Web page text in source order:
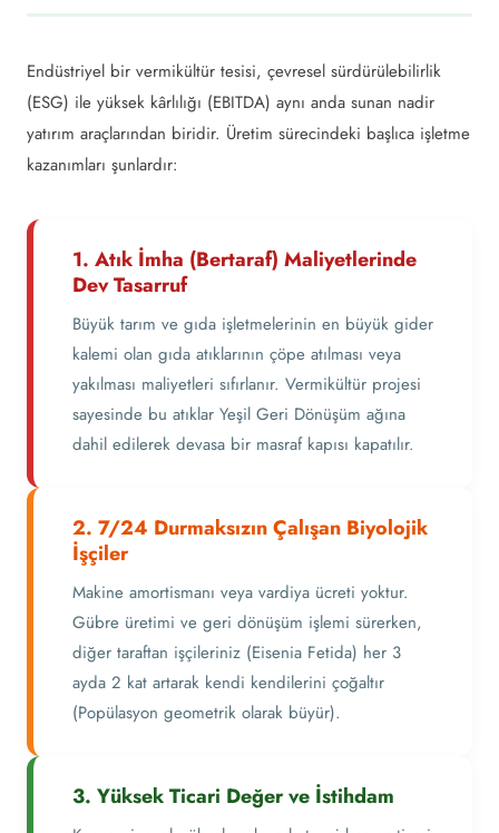
Endüstriyel bir vermikültür tesisi, çevresel sürdürülebilirlik
(ESG) ile yüksek kârlılığı (EBITDA) aynı anda sunan nadir
yatırım araçlarından biridir. Üretim sürecindeki başlıca işletme
kazanımları şunlardır:
1. Atık İmha (Bertaraf) Maliyetlerinde
Dev Tasarruf
Büyük tarım ve gıda işletmelerinin en büyük gider
kalemi olan gıda atıklarının çöpe atılması veya
yakılması maliyetleri sıfırlanır. Vermikültür projesi
sayesinde bu atıklar Yeşil Geri Dönüşüm ağına
dahil edilerek devasa bir masraf kapısı kapatılır.
2. 7/24 Durmaksızın Çalışan Biyolojik
İşçiler
Makine amortismanı veya vardiya ücreti yoktur.
Gübre üretimi ve geri dönüşüm işlemi sürerken,
diğer taraftan işçileriniz (Eisenia Fetida) her 3
ayda 2 kat artarak kendi kendilerini çoğaltır
(Popülasyon geometrik olarak büyür).
3. Yüksek Ticari Değer ve İstihdam